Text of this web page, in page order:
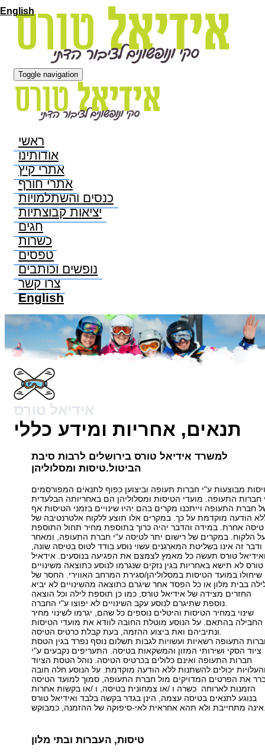
Toggle navigation
English
ראשי
אודותינו
אתרי קיץ
אתרי חורף
כנסים והשתלמויות
יציאות קבוצתיות
חגים
כשרות
טפסים
נופשים וכותבים
צרו קשר
English
אידיאל טורס
תנאים, אחריות ומידע כללי
למשרד אידיאל טורס בירושלים לרבות סיבת
הביטול.טיסות ומסלוליהן
מבוצעות ע"י חברות תעופה וביצוען כפוף לתנאים המפורסמים
חברות התעופה. מועדי הטיסות ומסלוליהן הם באחריותה הבלעדית
חברת התעופה וייתכנו מקרים בהם יהיו שינויים בזמני הטיסות אף
הודעה מוקדמת על כך. במקרים אלו תוצע ללקוח אלטרנטיבה של
טיסה אחרת. במידה והדבר יהיה כרוך בתוספת מחיר תחול התוספת
הלקוח. במקרים של רישום יתר לטיסה ע"י חברת התעופה, ומאחר
ודבר זה אינו בשליטת המארגנים עשוי נוסע בודד לטוס בטיסה שונה,
טורס תעשה כל מאמץ לצמצם את הפגיעה בנוסעים. אידאיל
טורס לא תישא באחריות בגין נזקים שנגרמו לנוסע כתוצאה משינויים
שיחולו במועד הטיסות במסלוליהן/סגירת המרחב האווירי. החסר של
בבית מלון או כל הפסד אחר שיגרם כתוצאה מהשינויים לא יביא
החזרים מצידה של אידיאל טורס, כמו כן תוספת לילה וכל הוצאה
שינוי במחיר הטיסות והיטלים נוספים כל שהם, יגרמו לשינוי מחיר
החבילה בהתאם. על הנוסע מוטלת החובה לוודא את מועדי הטיסות
התעופה רשאיות ועשויות לגבות תשלום נוסף נפרד בגין הטסת
ציוד הסקי ושירותי המזון והמשקאות בטיסה. התעריפים נקבעים ע"י
חברות התעופה ואינם כלולים בכרטיס הטיסה. נוהל הטסת הציוד
יכולים להשתנות ללא הודעה מוקדמת. על הנוסע חלה חובה
הזמנות לארוחה כשרה ו /או צמחונית בטיסה, ו /או בקשות אחרות
בנוגע לתנאים בטיסה עצמה, הינן בגדר בקשה בלבד ואידיאל טורס
טיסות, העברות ובתי מלון